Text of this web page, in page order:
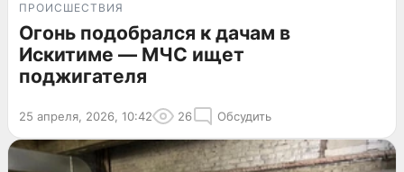
ПРОИСШЕСТВИЯ
Огонь подобрался к дачам в
Искитиме — МЧС ищет
поджигателя
25 апреля, 2026, 10:42 26 Обсудить